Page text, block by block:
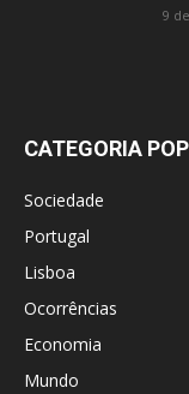
9
CATEGORIA
Sociedade
Portugal
Lisboa
Ocorrências
Economia
Mundo